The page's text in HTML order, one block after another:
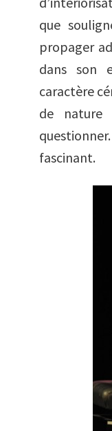
que
propager
dans son
caractère
de
fascinant.